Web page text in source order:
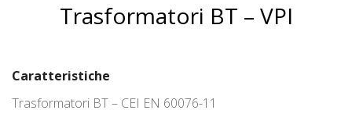
Trasformatori BT – VPI
Caratteristiche
Trasformatori BT – CEI EN 60076-11